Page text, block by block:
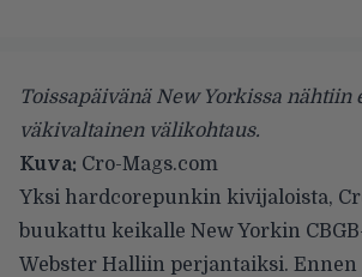
Toissapäivänä New Yorkissa nähtiin
väkivaltainen välikohtaus.
Kuva: Cro-Mags.com
Yksi hardcorepunkin kivijaloista,
buukattu keikalle New Yorkin
Webster Halliin perjantaiksi.